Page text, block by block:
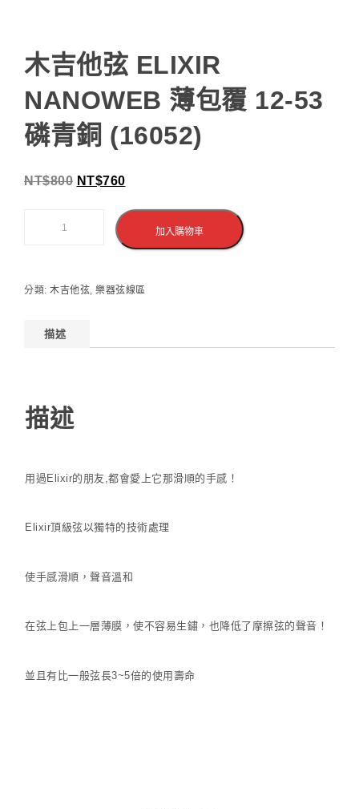
木吉他弦 ELIXIR
NANOWEB 薄包覆 12-53
磷青銅 (16052)
NT$800 NT$760
加入購物車
分類: 木吉他弦, 樂器弦線區
描述
描述
用過Elixir的朋友,都會愛上它那滑順的手感！
Elixir頂級弦以獨特的技術處理
使手感滑順，聲音溫和
在弦上包上一層薄膜，使不容易生鏽，也降低了摩擦弦的聲音！
並且有比一般弦長3~5倍的使用壽命